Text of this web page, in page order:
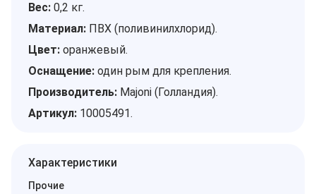
Вес: 0,2 кг.
Материал: ПВХ (поливинилхлорид).
Цвет: оранжевый.
Оснащение: один рым для крепления.
Производитель: Majoni (Голландия).
Артикул: 10005491.
Характеристики
Прочие